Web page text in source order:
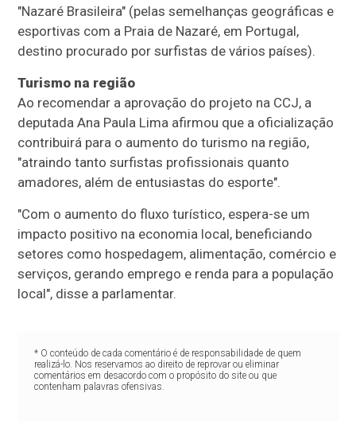
"Nazaré Brasileira" (pelas semelhanças geográficas e
esportivas com a Praia de Nazaré, em Portugal,
destino procurado por surfistas de vários países).
Turismo na região
Ao recomendar a aprovação do projeto na CCJ, a
deputada Ana Paula Lima afirmou que a oficialização
contribuirá para o aumento do turismo na região,
"atraindo tanto surfistas profissionais quanto
amadores, além de entusiastas do esporte".
"Com o aumento do fluxo turístico, espera-se um
impacto positivo na economia local, beneficiando
setores como hospedagem, alimentação, comércio e
serviços, gerando emprego e renda para a população
local", disse a parlamentar.
* O conteúdo de cada comentário é de responsabilidade de quem
realizá-lo. Nos reservamos ao direito de reprovar ou eliminar
comentários em desacordo com o propósito do site ou que
contenham palavras ofensivas.